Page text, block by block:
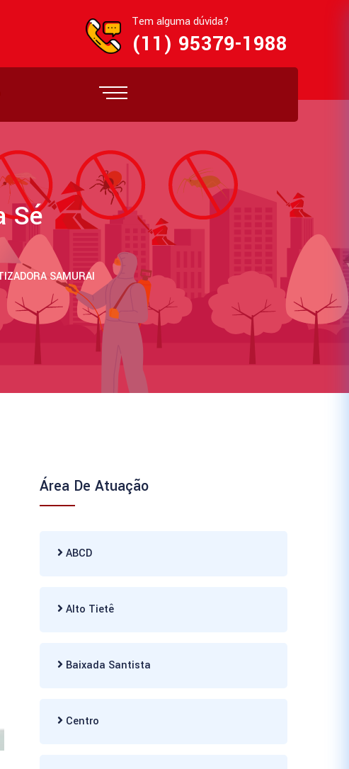
Tem alguma dúvida?
(11) 95379-1988
Sé
SAMURAI
Área De Atuação
ABCD
Alto Tietê
Baixada Santista
Centro